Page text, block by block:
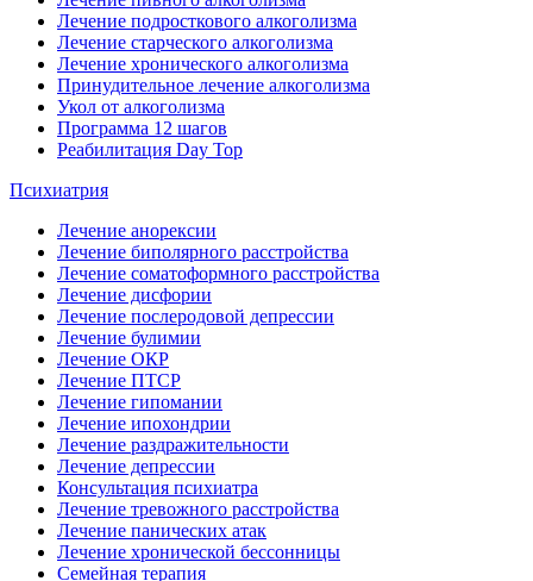
Лечение подросткового алкоголизма
Лечение старческого алкоголизма
Лечение хронического алкоголизма
Принудительное лечение алкоголизма
Укол от алкоголизма
Программа 12 шагов
Реабилитация Day Top
Психиатрия
Лечение анорексии
Лечение биполярного расстройства
Лечение соматоформного расстройства
Лечение дисфории
Лечение послеродовой депрессии
Лечение булимии
Лечение ОКР
Лечение ПТСР
Лечение гипомании
Лечение ипохондрии
Лечение раздражительности
Лечение депрессии
Консультация психиатра
Лечение тревожного расстройства
Лечение панических атак
Лечение хронической бессонницы
Семейная терапия